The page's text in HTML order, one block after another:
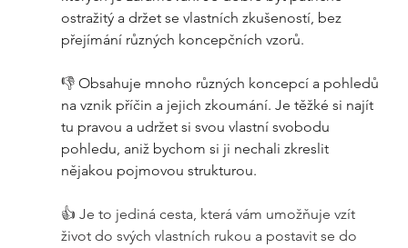
ostražitý a držet se vlastních zkušeností, bez
přejímání různých koncepčních vzorů.
👎 Obsahuje mnoho různých koncepcí a pohledů
na vznik příčin a jejich zkoumání. Je těžké si najít
tu pravou a udržet si svou vlastní svobodu
pohledu, aniž bychom si ji nechali zkreslit
nějakou pojmovou strukturou.
👍 Je to jediná cesta, která vám umožňuje vzít
život do svých vlastních rukou a postavit se do